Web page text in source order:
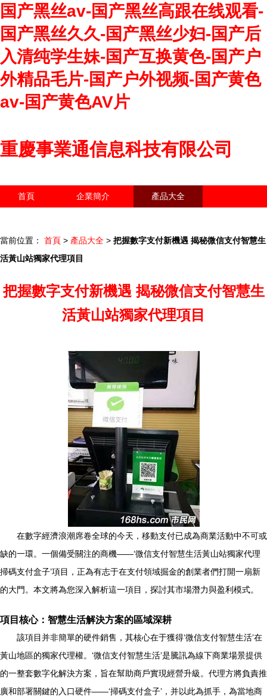
国产黑丝av-国产黑丝高跟在线观看-
国产黑丝久久-国产黑丝少妇-国产后
入清纯学生妹-国产互换黄色-国产户
外精品毛片-国产户外视频-国产黄色
av-国产黄色AV片
重慶事業通信息科技有限公司
首頁 企業簡介 產品大全
當前位置： 首頁 > 產品大全 > 把握數字支付新機遇 揭秘微信支付智慧生
活黃山站獨家代理項目
把握數字支付新機遇 揭秘微信支付智慧生
活黃山站獨家代理項目
在數字經濟浪潮席卷全球的今天，移動支付已成為商業活動中不可或
缺的一環。一個備受關注的商機——‘微信支付智慧生活黃山站獨家代理
掃碼支付盒子’項目，正為有志于在支付領域掘金的創業者們打開一扇新
的大門。本文將為您深入解析這一項目，探討其市場潛力與盈利模式。
項目核心：智慧生活解決方案的區域深耕
該項目并非簡單的硬件銷售，其核心在于獲得‘微信支付智慧生活’在
黃山地區的獨家代理權。‘微信支付智慧生活’是騰訊為線下商業場景提供
的一整套數字化解決方案，旨在幫助商戶實現經營升級。代理方將負責推
廣和部署關鍵的入口硬件——‘掃碼支付盒子’，并以此為抓手，為當地商